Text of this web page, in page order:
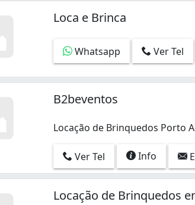
Loca e Brinca
Whatsapp Ver Tel
B2beventos
Locação de Brinquedos Porto
Ver Tel Info
Locação de Brinquedos